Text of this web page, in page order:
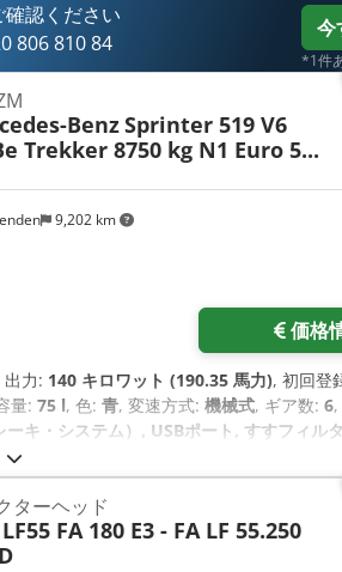
認ください
806 810 84
今
*1件
9,202 km
BenzSprinter 519 V6
Trekker 8750 kg N1 Euro 5...
価格
出力: 140 キロワット (190.35 馬力), 初回登
量: 75 l, 色: 青, 変速方式: 機械式, ギア数: 6
ーキ・システム）, USBポート, すすフィル
イヤ空気圧監視, トラクションコントロー
ュータ, 電動ウィンドウ調節, 電動ミラー,
ターヘッド
LF55 FA 180 E3 - FA LF 55.250